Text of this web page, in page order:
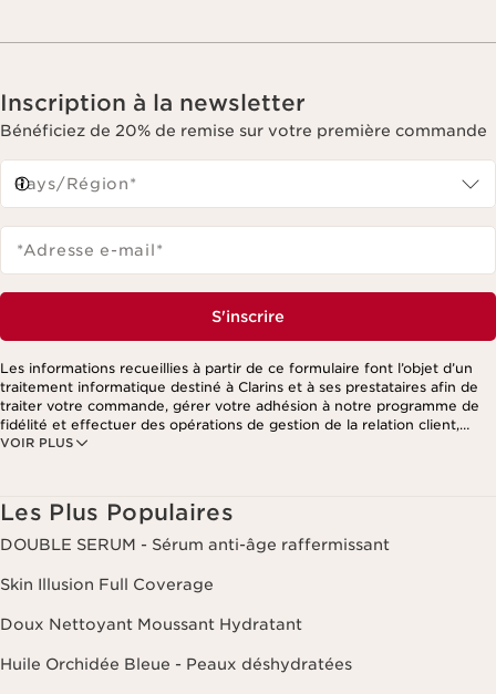
Inscription à la newsletter
Bénéficiez de 20% de remise sur votre première commande
Pays/Région*
*Adresse e-mail*
S'inscrire
VOIR PLUS
Les informations recueillies à partir de ce formulaire font l’objet d’un
traitement informatique destiné à Clarins et à ses prestataires afin de
traiter votre commande, gérer votre adhésion à notre programme de
fidélité et effectuer des opérations de gestion de la relation client,
notamment pour vous adresser des offres personnalisées en fonction
Les Plus Populaires
DOUBLE SERUM - Sérum anti-âge raffermissant
Skin Illusion Full Coverage
Doux Nettoyant Moussant Hydratant
Huile Orchidée Bleue - Peaux déshydratées